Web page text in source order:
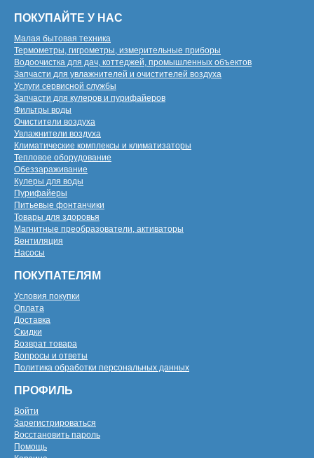
ПОКУПАЙТЕ У НАС
Малая бытовая техника
Термометры, гигрометры, измерительные приборы
Водоочистка для дач, коттеджей, промышленных объектов
Запчасти для увлажнителей и очистителей воздуха
Услуги сервисной службы
Запчасти для кулеров и пурифайеров
Фильтры воды
Очистители воздуха
Увлажнители воздуха
Климатические комплексы и климатизаторы
Тепловое оборудование
Обеззараживание
Кулеры для воды
Пурифайеры
Питьевые фонтанчики
Товары для здоровья
Магнитные преобразователи, активаторы
Вентиляция
Насосы
ПОКУПАТЕЛЯМ
Условия покупки
Оплата
Доставка
Скидки
Возврат товара
Вопросы и ответы
Политика обработки персональных данных
ПРОФИЛЬ
Войти
Зарегистрироваться
Восстановить пароль
Помощь